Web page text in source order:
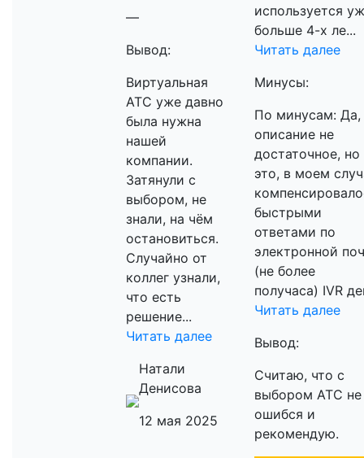
—
Вывод:
Виртуальная
АТС уже давно
была нужна
нашей
компании.
Затянули с
выбором, не
знали, на чём
остановиться.
Случайно от
коллег узнали,
что есть
решение...
Читать далее
Натали
Денисова
12 мая 2025
используется
больше 4-х ле...
Читать далее
Минусы:
По минусам: Да,
описание не
достаточное, но
это, в моем
быстрыми
ответами по
электронной
(не более
получаса) IVR
Читать далее
Вывод:
Считаю, что с
выбором АТС не
ошибся и
рекомендую.